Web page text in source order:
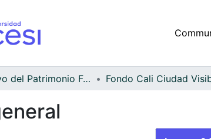
Archivo del Patrimonio Fotográfico y Fílmico del Valle del Cauca Fondo Cali Ciudad